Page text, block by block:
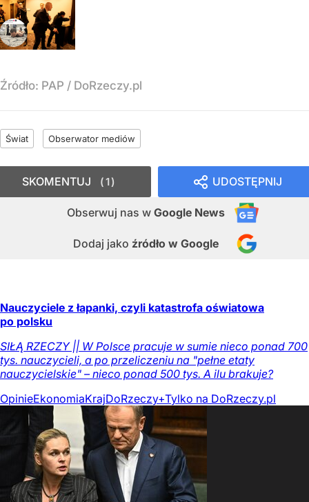
Źródło: PAP / DoRzeczy.pl
Świat Obserwator mediów
UDOSTĘPNIJ
Obserwuj nas w Google News
Dodaj jako źródło w Google
SKOMENTUJ 1
Nauczyciele z łapanki, czyli katastrofa oświatowa
po polsku
SIŁĄ RZECZY || W Polsce pracuje w sumie nieco ponad 700
tys. nauczycieli, a po przeliczeniu na "pełne etaty
nauczycielskie" – nieco ponad 500 tys. A ilu brakuje?
OpinieEkonomiaKrajDoRzeczy+Tylko na DoRzeczy.pl